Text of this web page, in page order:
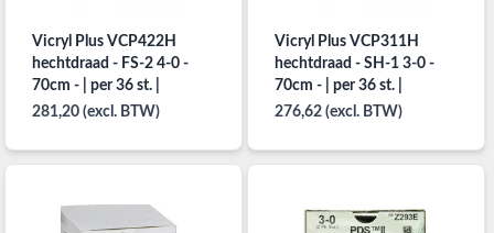
Vicryl Plus VCP422H
hechtdraad - FS-2 4-0 -
70cm - | per 36 st. |
281,20 (excl. BTW)
Vicryl Plus VCP311H
hechtdraad - SH-1 3-0 -
70cm - | per 36 st. |
276,62 (excl. BTW)